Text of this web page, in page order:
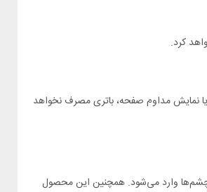
کرد.
نمایش مداوم صفحه، باتری مصرف نخواهد
چشم‌ها وارد می‌­شود. همچنین این محصول